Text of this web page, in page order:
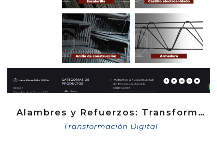
Alambres y Refuerzos: Transformación Digital en la Comercialización de Materiales para la Construcción
Transformación Digital